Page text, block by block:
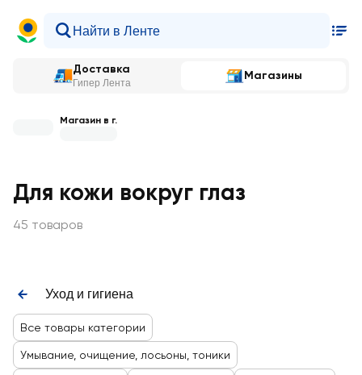
Доставка
Гипер Лента
Магазины
Магазин в г.
Для кожи вокруг глаз
45 товаров
Уход и гигиена
Все товары категории
Умывание, очищение, лосьоны, тоники